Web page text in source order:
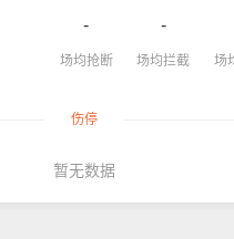
-
场均抢断
-
场均拦截 场
伤停
暂无数据